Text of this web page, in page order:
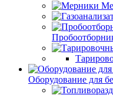
Оборудование для